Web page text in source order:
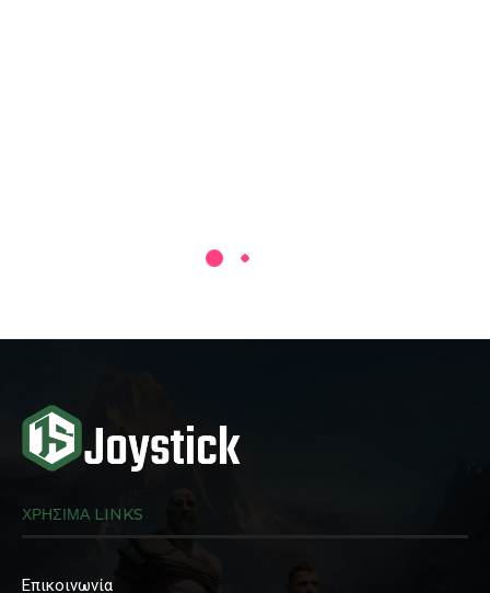
ΧΡΗΣΙΜΑ LINKS
Επικοινωνία